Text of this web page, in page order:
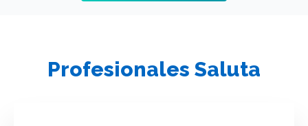
Profesionales Saluta